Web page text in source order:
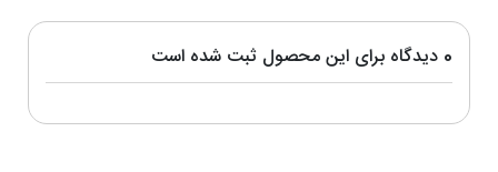
0 دیدگاه برای این محصول ثبت شده است